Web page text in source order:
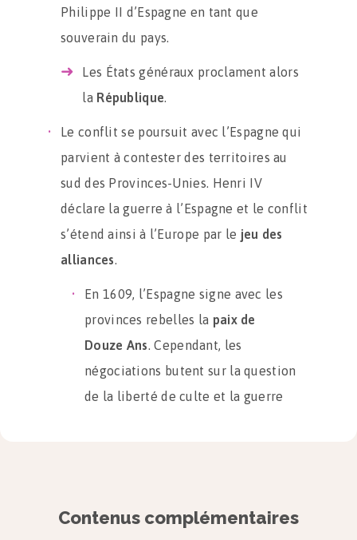
Philippe II d’Espagne en tant que
souverain du pays.
Les États généraux proclament alors
la République.
Le conflit se poursuit avec l’Espagne qui
parvient à contester des territoires au
sud des Provinces-Unies. Henri IV
déclare la guerre à l’Espagne et le conflit
s’étend ainsi à l’Europe par le jeu des
alliances.
En 1609, l’Espagne signe avec les
provinces rebelles la paix de
Douze Ans. Cependant, les
négociations butent sur la question
de la liberté de culte et la guerre
Contenus complémentaires